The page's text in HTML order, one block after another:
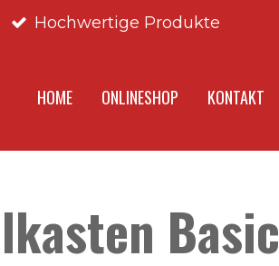
Hochwertige Produkte
HOME ONLINESHOP KONTAKT
Basic